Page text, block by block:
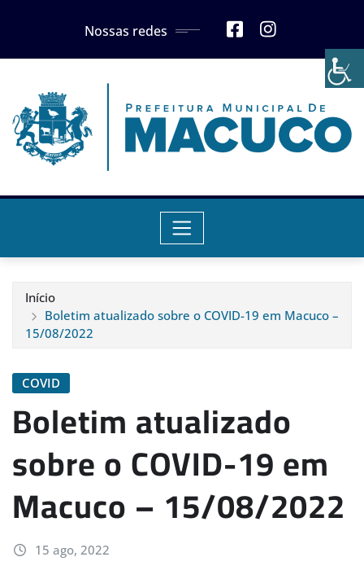
Nossas redes
Início
Boletim atualizado sobre o COVID-19 em Macuco –
15/08/2022
COVID
Boletim atualizado
sobre o COVID-19 em
Macuco – 15/08/2022
15 ago, 2022